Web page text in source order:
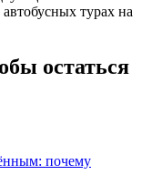
турах на
остаться
почему